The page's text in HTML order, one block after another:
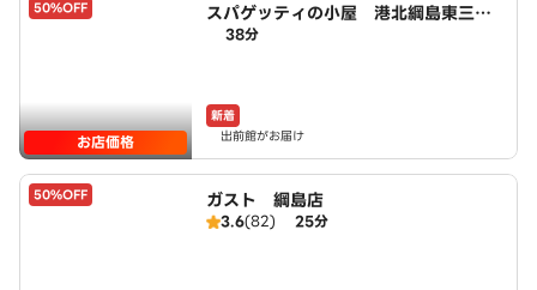
50%OFF
お店価格
スパゲッティの小屋 港北綱島東三丁
目店 powered by LAWSON
38分
新着
出前館がお届け
50%OFF ガスト 綱島店
3.6(82) 25分